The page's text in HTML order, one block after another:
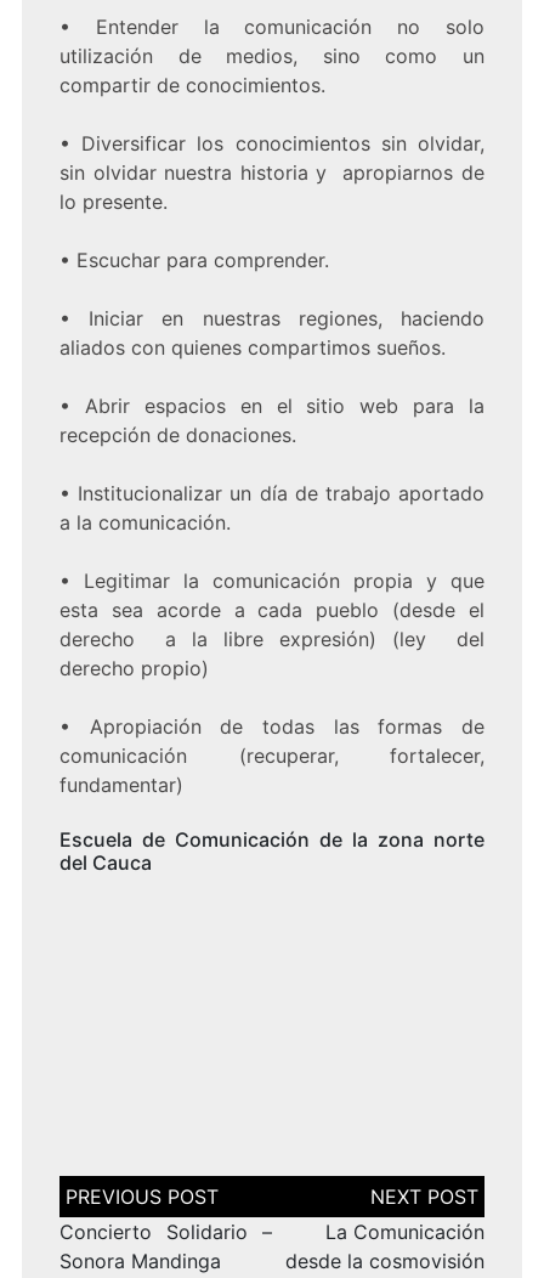
•
Entender la comunicación no solo
utilización de medios, sino como un
compartir de conocimientos.
• Diversificar los conocimientos sin olvidar,
sin olvidar nuestra historia y apropiarnos de
lo presente.
• Escuchar para comprender.
•
Iniciar en nuestras regiones, haciendo
aliados con quienes compartimos sueños.
•
Abrir espacios en el sitio web para la
recepción de donaciones.
• Institucionalizar un día de trabajo aportado
a la comunicación.
•
Legitimar la comunicación propia y que
esta sea acorde a cada pueblo (desde el
derecho a la libre expresión) (ley del
derecho propio)
•
Apropiación de todas las formas de
comunicación (recuperar, fortalecer,
fundamentar)
Escuela de Comunicación de la zona norte
del Cauca
Navegación
de
entradas
Concierto Solidario –
Sonora Mandinga
La Comunicación
desde la cosmovisión